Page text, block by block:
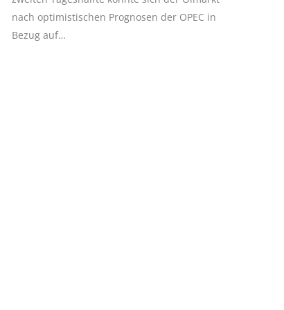
nach optimistischen Prognosen der OPEC in
Bezug auf…